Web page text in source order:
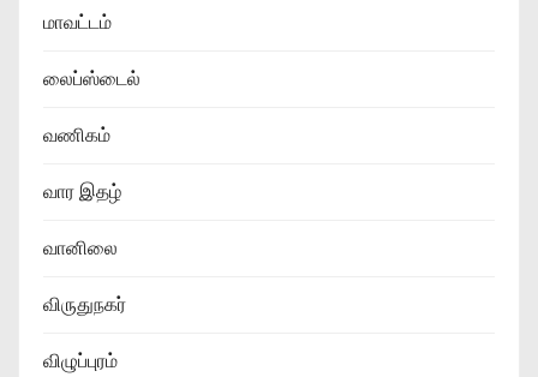
மாவட்டம்
லைப்ஸ்டைல்
வணிகம்
வார இதழ்
வானிலை
விருதுநகர்
விழுப்புரம்